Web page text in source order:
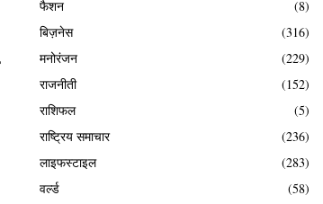
फैशन
(8)
बिज़नेस
(316)
मनोरंजन
(229)
राजनीती
(152)
राशिफल
(5)
राष्ट्रिय समाचार
(236)
लाइफस्टाइल
(283)
वर्ल्ड
(58)